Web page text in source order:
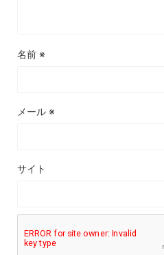
名前 ※
メール ※
サイト